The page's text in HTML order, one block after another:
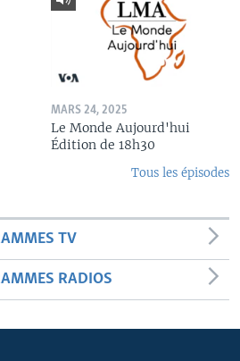
MARS 24, 2025
Le Monde Aujourd'hui
Édition de 18h30
Tous les épisodes
TV
RADIOS